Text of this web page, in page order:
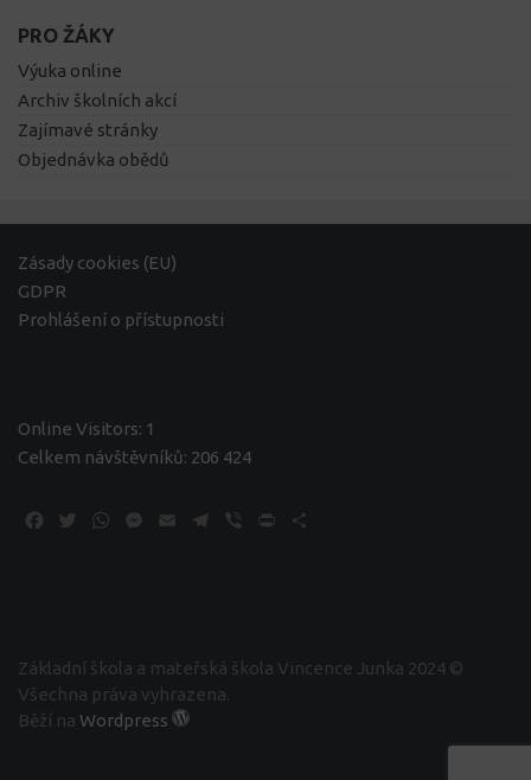
PRO ŽÁKY
Výuka online
Archiv školních akcí
Zajímavé stránky
Objednávka obědů
Zásady cookies (EU)
GDPR
Prohlášení o přístupnosti
Online Visitors: 1
Celkem návštěvníků: 206 424
Facebook
TwitterWhatsApp
Messenger
Email Telegram
Viber Print
Základní škola a mateřská škola Vincence Junka 2024 ©
Všechna práva vyhrazena.
Běží na Wordpress